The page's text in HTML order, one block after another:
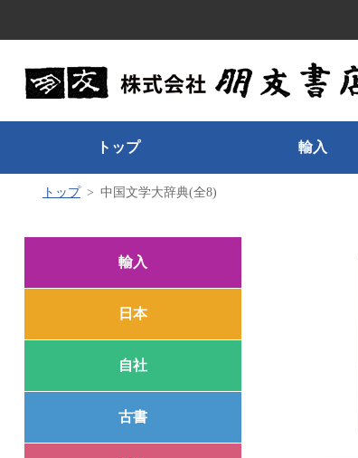
トップ 輸入
トップ 中国文学大辞典(全8)
輸入
日本
自社
古書